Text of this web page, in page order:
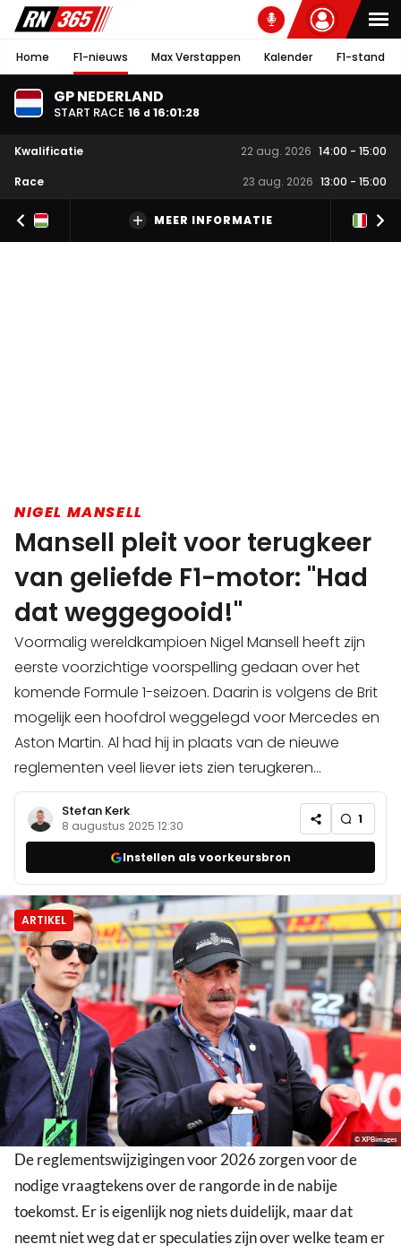
Home F1-nieuws Max Verstappen Kalender F1-stand
GP NEDERLAND
START RACE 16 d 16:01:27
Kwalificatie 22 aug. 2026 14:00 - 15:00
Race
23 aug. 2026 13:00 - 15:00
MEER INFORMATIE
NIGEL MANSELL
Mansell pleit voor terugkeer
van geliefde F1-motor: "Had
dat weggegooid!"
Voormalig wereldkampioen Nigel Mansell heeft zijn
eerste voorzichtige voorspelling gedaan over het
komende Formule 1-seizoen. Daarin is volgens de Brit
mogelijk een hoofdrol weggelegd voor Mercedes en
Aston Martin. Al had hij in plaats van de nieuwe
reglementen veel liever iets zien terugkeren...
Stefan Kerk
8 augustus 2025 12:30 1
Instellen als voorkeursbron
ARTIKEL
© XPBimages
De reglementswijzigingen voor 2026 zorgen voor de
nodige vraagtekens over de rangorde in de nabije
toekomst. Er is eigenlijk nog niets duidelijk, maar dat
neemt niet weg dat er speculaties zijn over welke team er